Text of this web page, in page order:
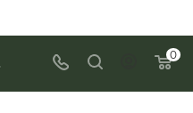
Дом» 0